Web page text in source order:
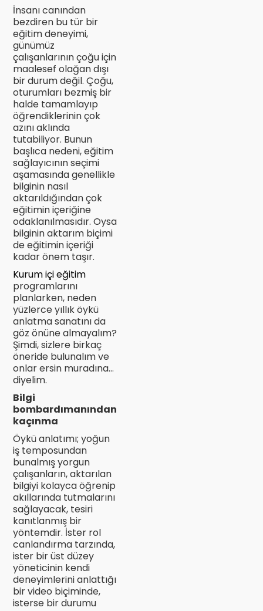
İnsanı canından
bezdiren bu tür bir
eğitim deneyimi,
günümüz
çalışanlarının çoğu için
maalesef olağan dışı
bir durum değil. Çoğu,
oturumları bezmiş bir
halde tamamlayıp
öğrendiklerinin çok
azını aklında
tutabiliyor. Bunun
başlıca nedeni, eğitim
sağlayıcının seçimi
aşamasında genellikle
bilginin nasıl
aktarıldığından çok
eğitimin içeriğine
odaklanılmasıdır. Oysa
bilginin aktarım biçimi
de eğitimin içeriği
kadar önem taşır.
Kurum içi eğitim
programlarını
planlarken, neden
yüzlerce yıllık öykü
anlatma sanatını da
göz önüne almayalım?
Şimdi, sizlere birkaç
öneride bulunalım ve
onlar ersin muradına…
diyelim.
Bilgi
bombardımanından
kaçınma
Öykü anlatımı; yoğun
iş temposundan
bunalmış yorgun
çalışanların, aktarılan
bilgiyi kolayca öğrenip
akıllarında tutmalarını
sağlayacak, tesiri
kanıtlanmış bir
yöntemdir. İster rol
canlandırma tarzında,
ister bir üst düzey
yöneticinin kendi
deneyimlerini anlattığı
bir video biçiminde,
isterse bir durumu